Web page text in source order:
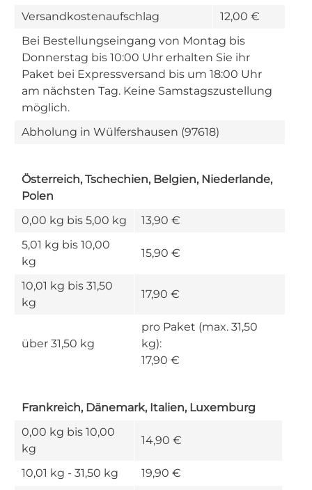
Versandkostenaufschlag
12,00 €
Bei Bestellungseingang von Montag bis
Donnerstag bis 10:00 Uhr erhalten Sie ihr
Paket bei Expressversand bis um 18:00 Uhr
am nächsten Tag. Keine Samstagszustellung
möglich.
Abholung in Wülfershausen (97618)
Österreich, Tschechien, Belgien, Niederlande,
Polen
0,00 kg bis 5,00 kg
13,90 €
5,01 kg bis 10,00
kg
15,90 €
10,01 kg bis 31,50
kg
17,90 €
über 31,50 kg
pro Paket (max. 31,50
kg):
17,90 €
Frankreich, Dänemark, Italien, Luxemburg
0,00 kg bis 10,00
kg
14,90 €
10,01 kg - 31,50 kg 19,90 €